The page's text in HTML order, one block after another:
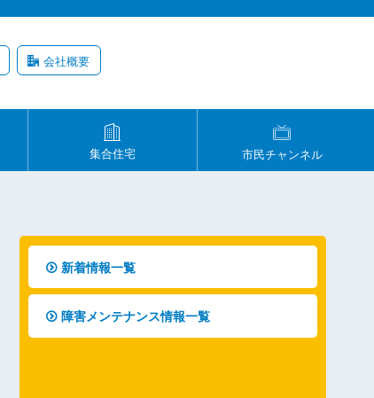
会社概要
集合住宅 市民チャンネル
新着情報一覧
障害メンテナンス情報一覧